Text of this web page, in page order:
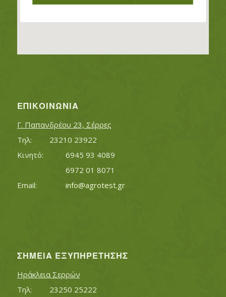
ΕΠΙΚΟΙΝΩΝΊΑ
Γ. Παπανδρέου 23, Σέρρες
Τηλ:		23210 23922
Κινητό:		6945 93 4089
			6972 01 8071
info@agrotest.gr
ΣΗΜΕΊΑ ΕΞΥΠΗΡΈΤΗΣΗΣ
Ηράκλεια Σερρών
Τηλ:		23250 25222